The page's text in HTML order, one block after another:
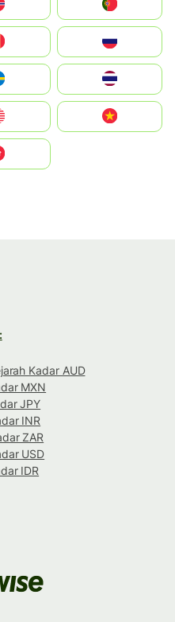
Kadar AUD
MXN
JPY
INR
ZAR
USD
IDR